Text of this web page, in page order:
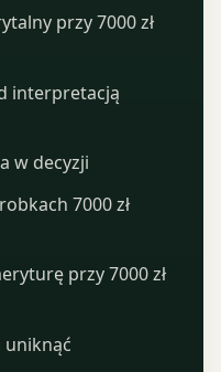
przy 7000 zł
interpretacją
w decyzji
7000 zł
przy 7000 zł
uniknąć